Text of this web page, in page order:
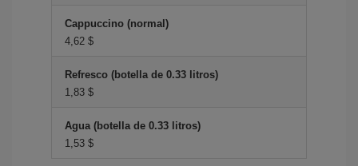
Cappuccino (normal)
4,62 $
Refresco (botella de 0.33 litros)
1,83 $
Agua (botella de 0.33 litros)
1,53 $